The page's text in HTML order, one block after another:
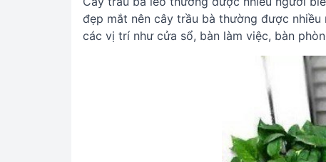
đẹp mắt nên cây trầu bà thường được
các vị trí như cửa sổ, bàn làm việc, bàn